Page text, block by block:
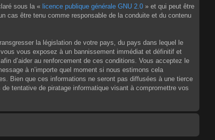
sous la « licence publique générale GNU 2.0 » et qui peut être
cas être tenu comme responsable de la conduite et du contenu
la législation de votre pays, du pays dans lequel le
vous exposez à un bannissement immédiat et définitif et
d’aider au renforcement de ces conditions. Vous acceptez le
à n’importe quel moment si nous estimons cela
Bien que ces informations ne seront pas diffusées à une tierce
tentative de piratage informatique visant à compromettre vos